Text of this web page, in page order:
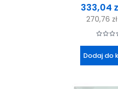
Cena
333,04
270,76 zł
Dodaj do